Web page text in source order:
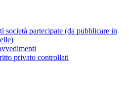
società partecipate (da pubblicare in
privato controllati